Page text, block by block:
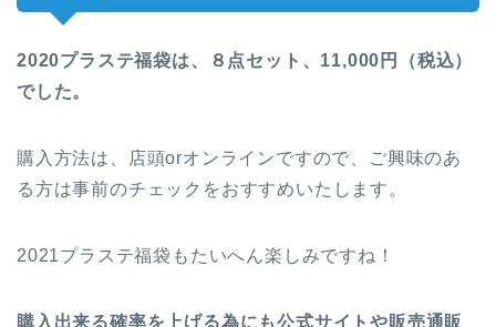
2020プラステ福袋は、８点セット、11,000円（税込）
でした。
購入方法は、店頭orオンラインですので、ご興味のあ
る方は事前のチェックをおすすめいたします。
2021プラステ福袋もたいへん楽しみですね！
購入出来る確率を上げる為にも公式サイトや販売通販